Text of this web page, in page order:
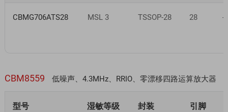
CBMG706ATS28 MSL 3 TSSOP-28 28 -
CBM8559 低噪声、4.3MHz、RRIO、零漂移四路运算放大器
型号 湿敏等级 封装 引脚